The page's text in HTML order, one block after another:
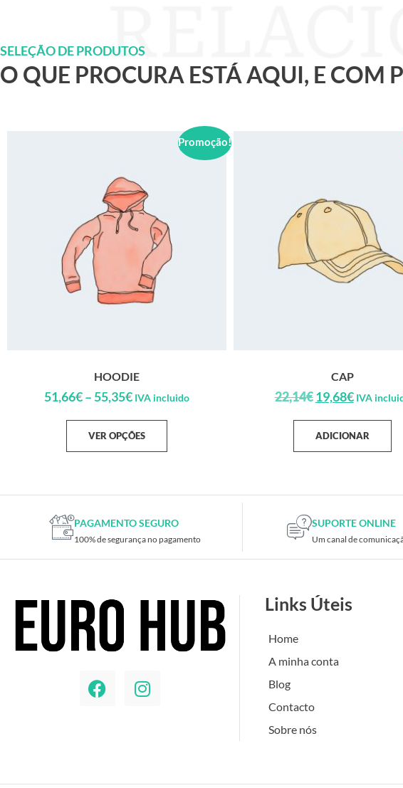
SELEÇÃO DE PRODUTOS
O QUE PROCURA ESTÁ AQUI, E COM
Promoção!
HOODIE
51,66€– 55,35€ IVA incluido
VER OPÇÕES
CAP
22,14€19,68€ IVA
ADICIONAR
PAGAMENTO SEGURO
100% de segurança no pagamento
SUPORTE ONLINE
Um canal de
Links Úteis
Home
A minha conta
Blog
Contacto
Sobre nós